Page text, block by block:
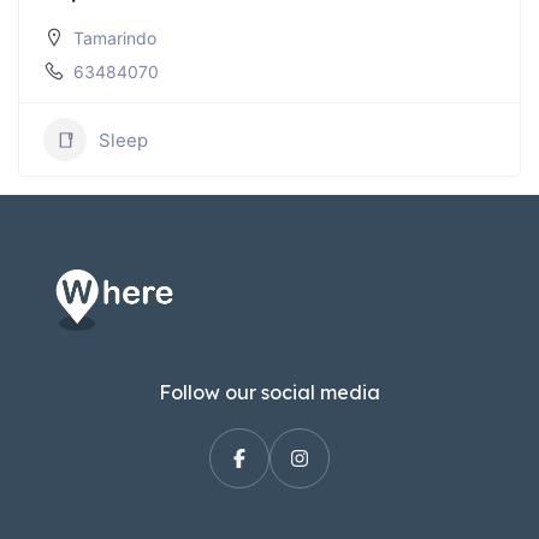
Tamarindo
63484070
Sleep
Follow our social media